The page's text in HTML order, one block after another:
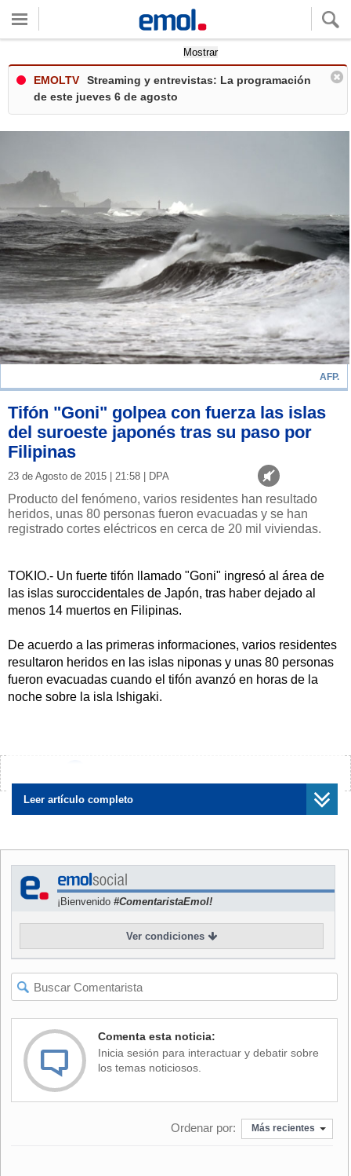
Mostrar
EMOLTV
Streaming y entrevistas: La programación
de este jueves 6 de agosto
AFP.
Tifón "Goni" golpea con fuerza las islas
del suroeste japonés tras su paso por
Filipinas
23 de Agosto de 2015 | 21:58 | DPA
Producto del fenómeno, varios residentes han resultado
heridos, unas 80 personas fueron evacuadas y se han
registrado cortes eléctricos en cerca de 20 mil viviendas.
TOKIO.- Un fuerte tifón llamado "Goni" ingresó al área de
las islas suroccidentales de Japón, tras haber dejado al
menos 14 muertos en Filipinas.
De acuerdo a las primeras informaciones, varios residentes
resultaron heridos en las islas niponas y unas 80 personas
fueron evacuadas cuando el tifón avanzó en horas de la
noche sobre la isla Ishigaki.
región.
Las autoridades advirtieron que podrían producirse olas
esa región como en la isla de Kyushu.
El centro del fenómeno se encontraba a las 08:00 horas
local (23:00 GMT del domingo) a unos 120 kilómetros al
suroeste de la isla de Kume y avanzaba hacia el norte a 25
kilómetros por hora, precisó la agencia meteorológica de
Japón.
Para Kyushu se pronostican hasta 180 milímetros de lluvias
mañana.
Leer artículo completo
¡Bienvenido #ComentaristaEmol!
Ver condiciones
Comenta esta noticia:
Inicia sesión para interactuar y debatir sobre
los temas noticiosos.
Ordenar por: Más recientes